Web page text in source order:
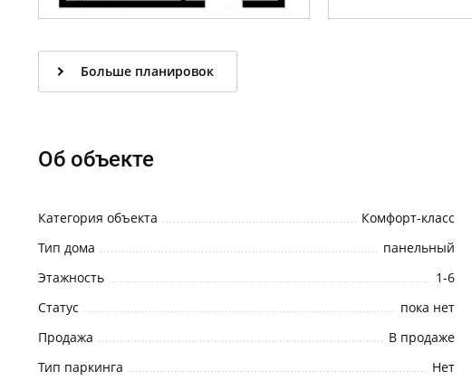
Больше планировок
Об объекте
Категория объекта
Комфорт-класс
Тип дома
панельный
Этажность
1-6
Статус
пока нет
Продажа
В продаже
Тип паркинга
Нет